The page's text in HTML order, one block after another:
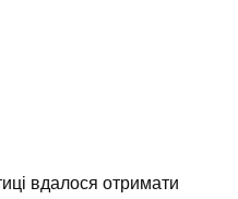
вдалося отримати